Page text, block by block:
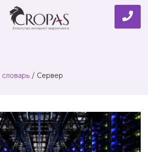
словарь / Сервер